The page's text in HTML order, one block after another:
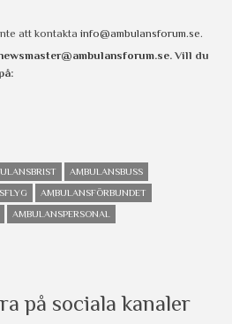
att kontakta info@ambulansforum.se.
. Vill du
AMBULANSBUSS
AMBULANSFÖRBUNDET
AMBULANSPERSONAL
på sociala kanaler